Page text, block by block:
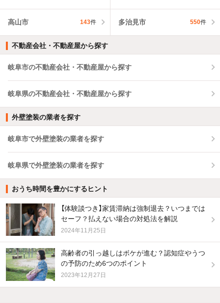
高山市 143件 多治見市 550件
不動産会社・不動産屋から探す
岐阜市の不動産会社・不動産屋から探す
岐阜県の不動産会社・不動産屋から探す
外壁塗装の業者を探す
岐阜市で外壁塗装の業者を探す
岐阜県で外壁塗装の業者を探す
おうち時間を豊かにするヒント
【体験談つき】家賃滞納は強制退去？いつまでは
セーフ？払えない場合の対処法を解説
2024年11月25日
高齢者の引っ越しはボケが進む？認知症やうつ
の予防のため6つのポイント
2023年12月27日